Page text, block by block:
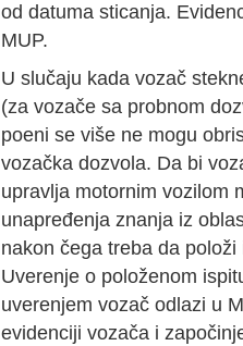
od datuma sticanja.
MUP.
U slučaju kada vozač
(za vozače sa probnom
poeni se više ne mogu
vozačka dozvola. Da bi
upravlja motornim vozilom
unapređenja znanja iz
nakon čega treba da
Uverenje o položenom
uverenjem vozač odlazi u
evidenciji vozača i